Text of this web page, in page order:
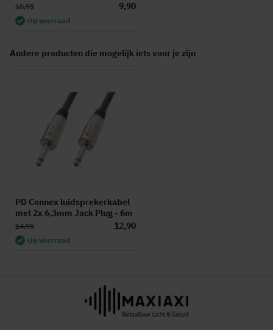
9,90
10,95
Op voorraad
Andere producten die mogelijk iets voor je zijn
PD Connex luidsprekerkabel
met 2x 6,3mm Jack Plug - 6m
12,90
14,95
Op voorraad